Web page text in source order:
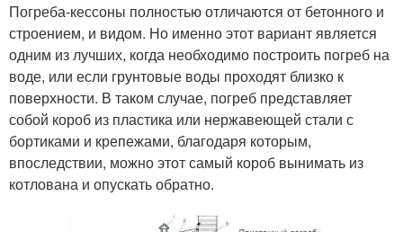
Погреба-кессоны полностью отличаются от бетонного и
строением, и видом. Но именно этот вариант является
одним из лучших, когда необходимо построить погреб на
воде, или если грунтовые воды проходят близко к
поверхности. В таком случае, погреб представляет
собой короб из пластика или нержавеющей стали с
бортиками и крепежами, благодаря которым,
впоследствии, можно этот самый короб вынимать из
котлована и опускать обратно.